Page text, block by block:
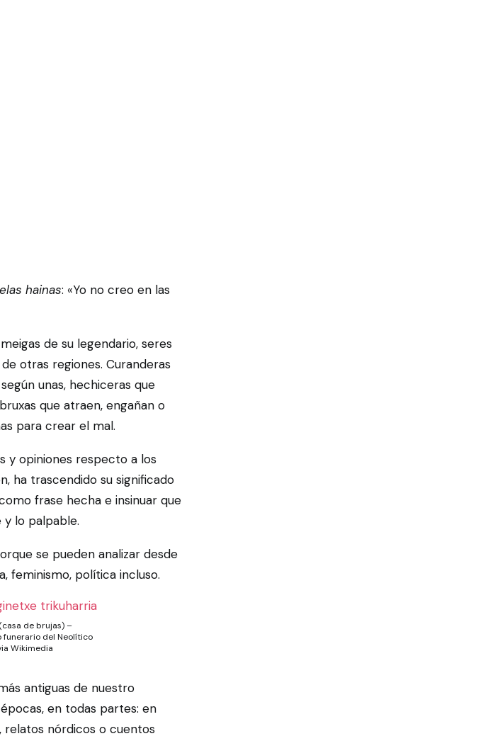
hainas: «Yo no creo en las
de su legendario, seres
otras regiones. Curanderas
unas, hechiceras que
que atraen, engañan o
para crear el mal.
y opiniones respecto a los
ha trascendido su significado
frase hecha e insinuar que
y lo palpable.
se pueden analizar desde
feminismo, política incluso.
de brujas) –
del Neolítico
Wikimedia
antiguas de nuestro
en todas partes: en
relatos nórdicos o cuentos